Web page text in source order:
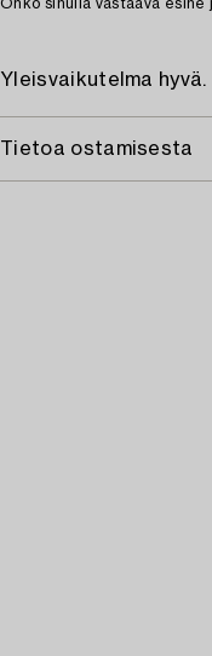
Onko sinulla vastaava
Yleisvaikutelma hyvä.
Tietoa ostamisesta